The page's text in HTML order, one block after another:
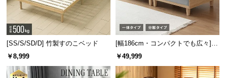
[SS/S/SD/D] 竹製すのこベッド
￥8,999
[幅186cm・コンパクトでも広々] 3
人掛けソファベッド リクライニン
￥49,999